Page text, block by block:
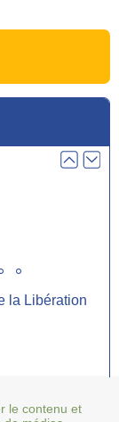
la Libération
le contenu et